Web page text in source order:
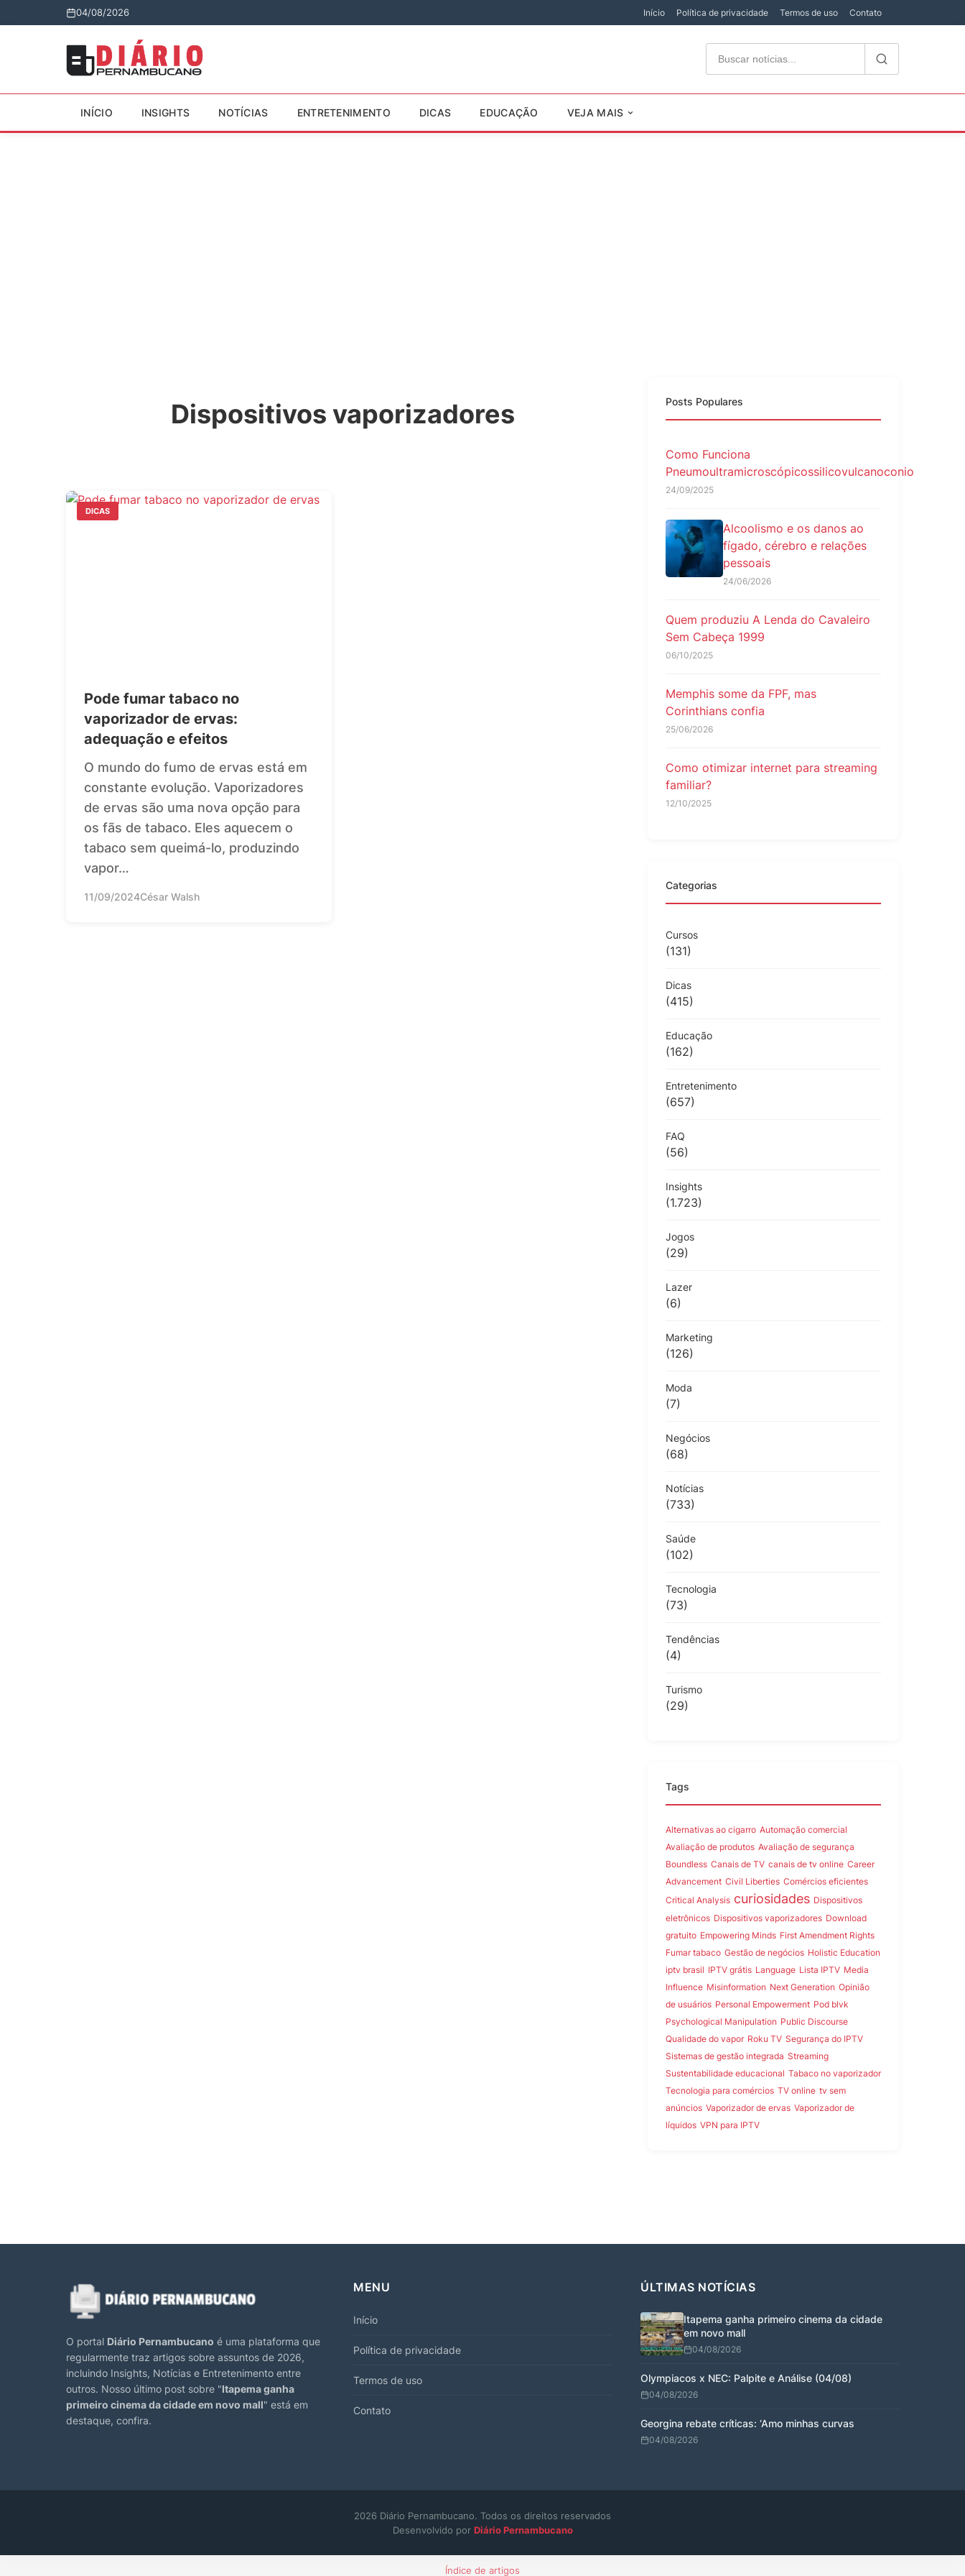
04/08/2026 Início Política de privacidade Termos de uso Contato
INÍCIO INSIGHTS NOTÍCIAS ENTRETENIMENTO DICAS EDUCAÇÃO VEJA MAIS
Dispositivos vaporizadores
DICAS
Pode fumar tabaco no
vaporizador de ervas:
adequação e efeitos
O mundo do fumo de ervas está em
constante evolução. Vaporizadores
de ervas são uma nova opção para
os fãs de tabaco. Eles aquecem o
tabaco sem queimá-lo, produzindo
vapor…
11/09/2024César Walsh
Posts Populares
Como Funciona
Pneumoultramicroscópicossilicovulcanoconio
24/09/2025
Alcoolismo e os danos ao
fígado, cérebro e relações
pessoais
24/06/2026
Quem produziu A Lenda do Cavaleiro
Sem Cabeça 1999
06/10/2025
Memphis some da FPF, mas
Corinthians confia
25/06/2026
Como otimizar internet para streaming
familiar?
12/10/2025
Categorias
Cursos
(131)
Dicas
(415)
Educação
(162)
Entretenimento
(657)
FAQ
(56)
Insights
(1.723)
Jogos
(29)
Lazer
(6)
Marketing
(126)
Moda
(7)
Negócios
(68)
Notícias
(733)
Saúde
(102)
Tecnologia
(73)
Tendências
(4)
Turismo
(29)
Tags
Alternativas ao cigarro Automação comercial
Avaliação de produtos Avaliação de segurança
Boundless Canais de TV canais de tv online Career
Advancement Civil Liberties Comércios eficientes
Critical Analysis curiosidades Dispositivos
eletrônicos Dispositivos vaporizadores Download
gratuito Empowering Minds First Amendment Rights
Fumar tabaco Gestão de negócios Holistic Education
iptv brasil IPTV grátis Language Lista IPTV Media
Influence Misinformation Next Generation Opinião
de usuários Personal Empowerment Pod blvk
Psychological Manipulation Public Discourse
Qualidade do vapor Roku TV Segurança do IPTV
Sistemas de gestão integrada Streaming
Sustentabilidade educacional Tabaco no vaporizador
Tecnologia para comércios TV online tv sem
anúncios Vaporizador de ervas Vaporizador de
líquidos VPN para IPTV
O portal Diário Pernambucano é uma plataforma que
regularmente traz artigos sobre assuntos de 2026,
incluindo Insights, Notícias e Entretenimento entre
outros. Nosso último post sobre "Itapema ganha
primeiro cinema da cidade em novo mall" está em
destaque, confira.
MENU
Início
Política de privacidade
Termos de uso
Contato
ÚLTIMAS NOTÍCIAS
Itapema ganha primeiro cinema da cidade
em novo mall
04/08/2026
Olympiacos x NEC: Palpite e Análise (04/08)
04/08/2026
Georgina rebate críticas: ‘Amo minhas curvas
04/08/2026
2026 Diário Pernambucano. Todos os direitos reservados
Desenvolvido por Diário Pernambucano
Índice de artigos